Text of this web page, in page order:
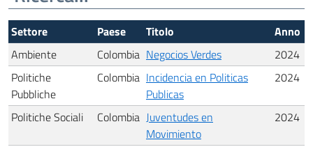
Settore Paese Titolo
Anno
Ambiente
Colombia Negocios Verdes
2024
Politiche
Pubbliche
Colombia Incidencia en Politicas
Publicas
2024
Politiche Sociali Colombia Juventudes en
Movimiento
2024